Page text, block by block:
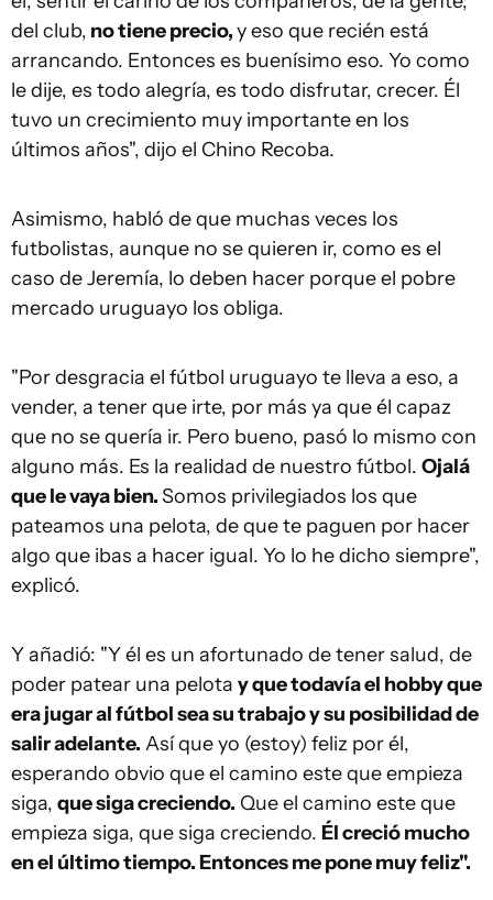
del club, no tiene precio,y eso que recién está
arrancando. Entonces es buenísimo eso. Yo como
le dije, es todo alegría, es todo disfrutar, crecer. Él
tuvo un crecimiento muy importante en los
últimos años", dijo el Chino Recoba.
Asimismo, habló de que muchas veces los
futbolistas, aunque no se quieren ir, como es el
caso de Jeremía, lo deben hacer porque el pobre
mercado uruguayo los obliga.
"Por desgracia el fútbol uruguayo te lleva a eso, a
vender, a tener que irte, por más ya que él capaz
que no se quería ir. Pero bueno, pasó lo mismo con
alguno más. Es la realidad de nuestro fútbol. Ojalá
que le vaya bien.Somos privilegiados los que
pateamos una pelota, de que te paguen por hacer
algo que ibas a hacer igual. Yo lo he dicho siempre",
explicó.
Y añadió: "Y él es un afortunado de tener salud, de
poder patear una pelota y que todavía el hobby que
era jugar al fútbol sea su trabajo y su posibilidad de
salir adelante. Así que yo (estoy) feliz por él,
esperando obvio que el camino este que empieza
siga, que siga creciendo. Que el camino este que
empieza siga, que siga creciendo. Él creció mucho
en el último tiempo. Entonces me pone muy feliz".